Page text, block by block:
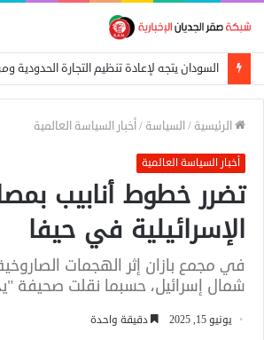
الرئيسية /السياسة /أخبار السياسة العالمية
أخبار السياسة العالمية
تضرر خطوط أنابيب
الإسرائيلية في حيفا
في مجمع بازان إثر الهجمات
شمال إسرائيل، حسبما نقلت صحيفة
يونيو 15, 2025 دقيقة واحدة